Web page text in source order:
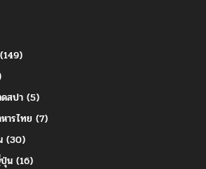
ดสปา(5)
ารไทย (7)
(30)
น(16)